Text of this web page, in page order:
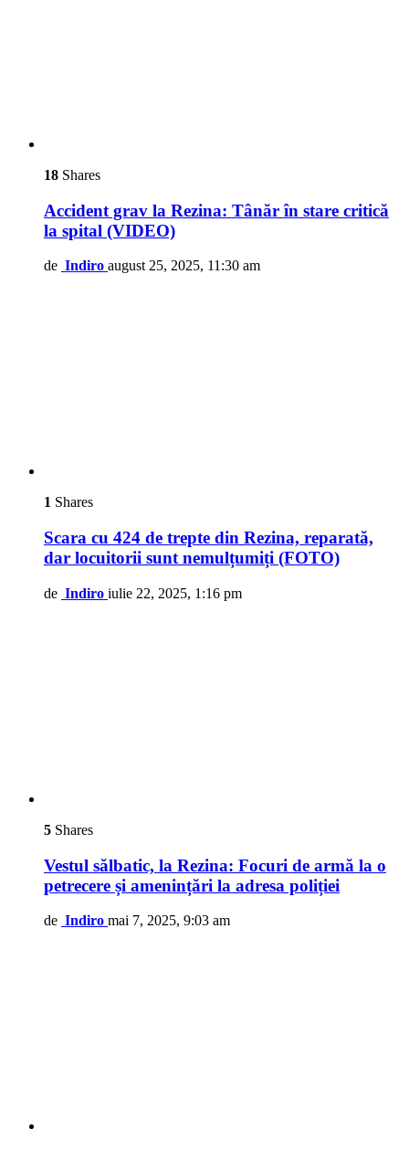
18 Shares
Accident grav la Rezina: Tânăr în stare critică
la spital (VIDEO)
de Indiro august 25, 2025, 11:30 am
1 Shares
Scara cu 424 de trepte din Rezina, reparată,
dar locuitorii sunt nemulțumiți (FOTO)
de Indiro iulie 22, 2025, 1:16 pm
5 Shares
Vestul sălbatic, la Rezina: Focuri de armă la o
petrecere și amenințări la adresa poliției
de Indiro mai 7, 2025, 9:03 am